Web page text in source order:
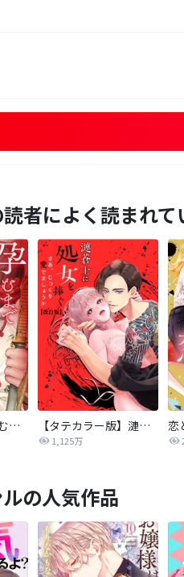
者によく読まれて
【白黒タテ版】孕むまで乱れいけ～身代わり花嫁と軍服の猛愛 【タテカラー版】漣蒼士に処女を捧ぐ～さあ、じっくり愛でましょうか
1,125万
恋
の人気作品